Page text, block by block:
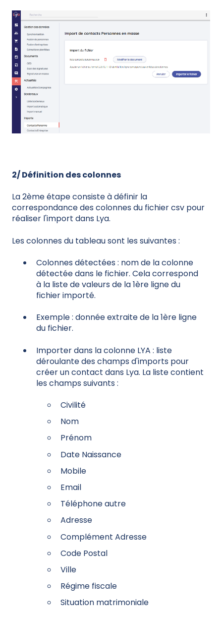
2/ Définition des colonnes
La 2ème étape consiste à définir la
correspondance des colonnes du fichier csv pour
réaliser l'import dans Lya.
Les colonnes du tableau sont les suivantes :
Colonnes détectées : nom de la colonne
détectée dans le fichier. Cela correspond
à la liste de valeurs de la 1ère ligne du
fichier importé.
Exemple : donnée extraite de la 1ère ligne
du fichier.
Importer dans la colonne LYA : liste
déroulante des champs d'imports pour
créer un contact dans Lya. La liste contient
les champs suivants :
Civilité
Nom
Prénom
Date Naissance
Mobile
Email
Téléphone autre
Adresse
Complément Adresse
Code Postal
Ville
Régime fiscale
Situation matrimoniale